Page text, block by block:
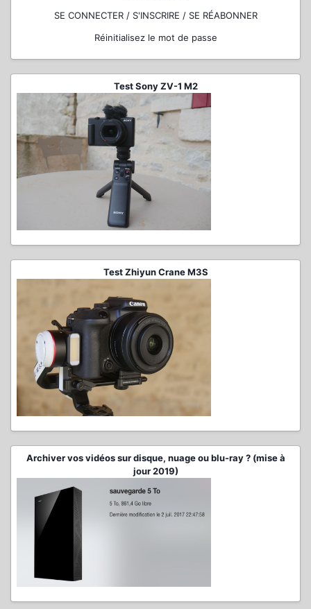
SE CONNECTER / S'INSCRIRE / SE RÉABONNER
Réinitialisez le mot de passe
Test Sony ZV-1 M2
Test Zhiyun Crane M3S
Archiver vos vidéos sur disque, nuage ou blu-ray ? (mise à
jour 2019)